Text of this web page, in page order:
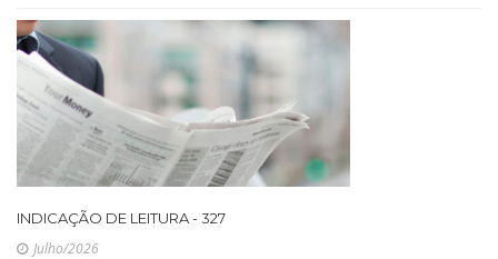
INDICAÇÃO DE LEITURA - 327
Julho/2026